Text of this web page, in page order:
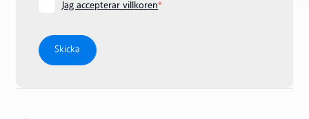
Jag accepterar villkoren*